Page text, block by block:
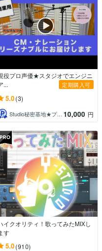
役プロ声優★スタジオでエンジニ
...
定期購入可
5.0(3)
Studio秘密基地★プロ声優＆プロ集団 10,000 円
イクオリティ！歌ってみたMIXし
す
5.0(910)